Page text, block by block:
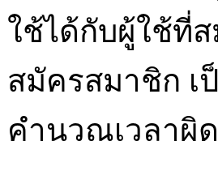
ใช้ได้กับผู้ใช้ที่
สมัครสมาชิก
คำนวณเวลาผิ